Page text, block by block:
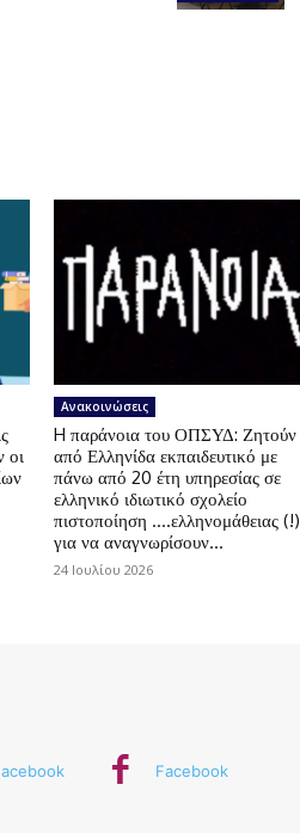
οι
Ανακοινώσεις
H παράνοια του ΟΠΣΥΔ: Ζητούν
από Ελληνίδα εκπαιδευτικό με
πάνω από 20 έτη υπηρεσίας σε
ελληνικό ιδιωτικό σχολείο
πιστοποίηση ….ελληνομάθειας (!)
για να αναγνωρίσουν...
24 Ιουλίου 2026
Facebook